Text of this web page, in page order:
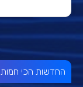
החדשות הכי